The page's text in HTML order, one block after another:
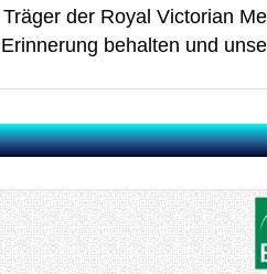
der Royal Victorian
behalten und